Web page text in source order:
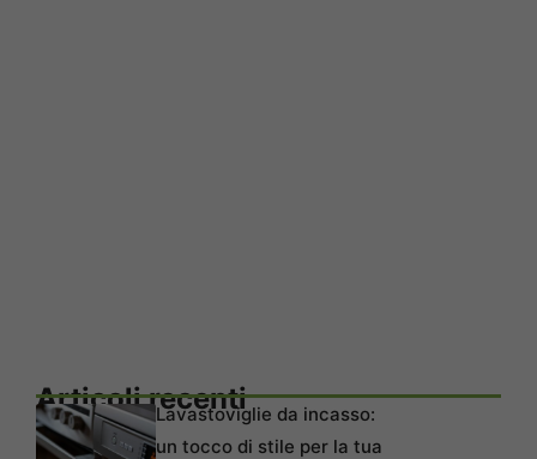
Articoli recentiLavastoviglie da incasso:
un tocco di stile per la tua